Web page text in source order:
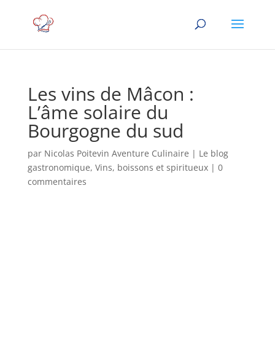
Les vins de Mâcon :
L’âme solaire du
Bourgogne du sud
par Nicolas Poitevin Aventure Culinaire | Le blog
gastronomique, Vins, boissons et spiritueux| 0
commentaires